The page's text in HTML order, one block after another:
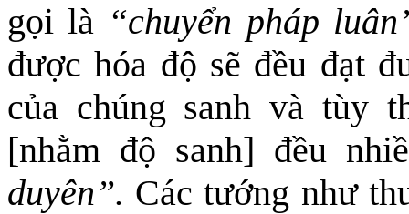
gọi là “chuyển pháp
được hóa độ sẽ đều đạt
của chúng sanh và tùy
[nhằm độ sanh] đều
duyên”. Các tướng như